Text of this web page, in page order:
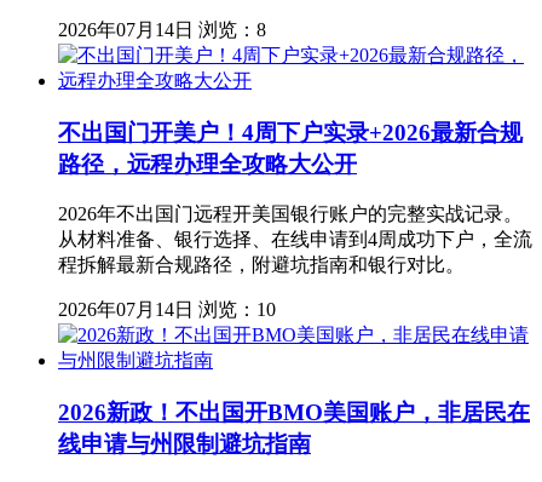
2026年07月14日 浏览：8
不出国门开美户！4周下户实录+2026最新合规
路径，远程办理全攻略大公开
2026年不出国门远程开美国银行账户的完整实战记录。
从材料准备、银行选择、在线申请到4周成功下户，全流
程拆解最新合规路径，附避坑指南和银行对比。
2026年07月14日 浏览：10
2026新政！不出国开BMO美国账户，非居民在
线申请与州限制避坑指南